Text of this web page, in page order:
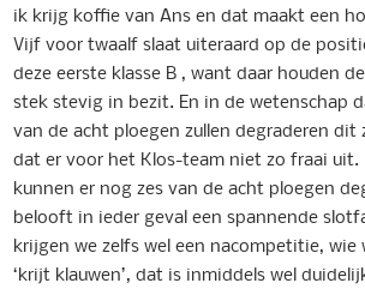
ik krijg koffie van Ans en dat maakt een
Vijf voor twaalf slaat uiteraard op de
deze eerste klasse B , want daar houden
stek stevig in bezit. En in de wetenschap
van de acht ploegen zullen degraderen dit
dat er voor het Klos-team niet zo fraai uit.
kunnen er nog zes van de acht ploegen
belooft in ieder geval een spannende
krijgen we zelfs wel een nacompetitie, wie
‘krijt klauwen’, dat is inmiddels wel